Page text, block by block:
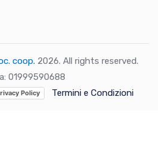
coop. 2026. All rights reserved.
01999590688
Policy Termini e Condizioni